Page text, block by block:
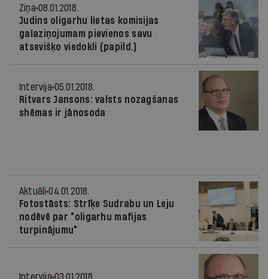
Ziņa 08.01.2018.
Judins oligarhu lietas komisijas
galaziņojumam pievienos savu
atsevišķo viedokli (papild.)
Intervija 05.01.2018.
Ritvars Jansons: valsts nozagšanas
shēmas ir jānosoda
Aktuāli 04.01.2018.
Fotostāsts: Strīķe Sudrabu un Leju
nodēvē par "oligarhu mafijas
turpinājumu"
Intervija 03.01.2018.